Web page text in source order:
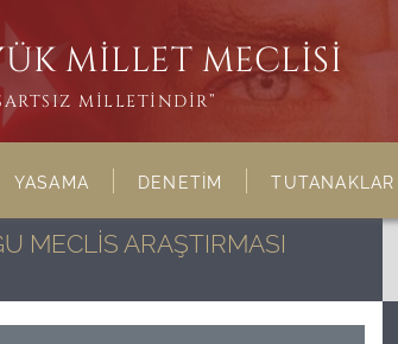
MİLLET MECLİSİ
MİLLETİNDİR”
YASAMA DENETİM TUTANAKLAR
MECLİS ARAŞTIRMASI